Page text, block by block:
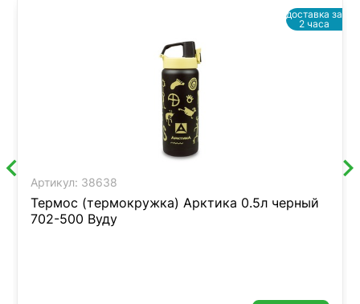
Артикул: 38638
Термос (термокружка) Арктика 0.5л черный
702-500 Вуду
доставка за
2 часа